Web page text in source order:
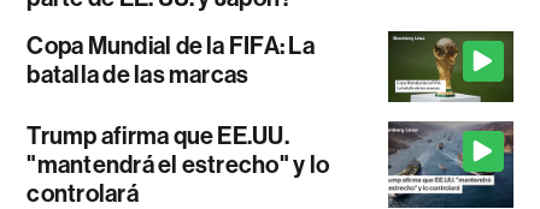
Copa Mundial de la FIFA: La
batalla de las marcas
Trump afirma que EE.UU.
"mantendrá el estrecho" y lo
controlará